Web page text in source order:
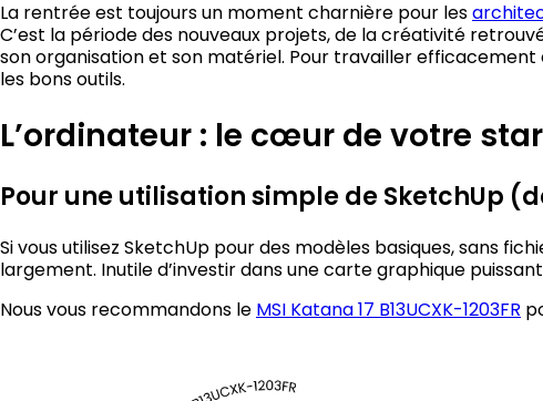
Visualisez et organisez vos extérieurs.
La rentrée est toujours un moment charnière pour les
C’est la période des nouveaux projets, de la créativité
son organisation et son matériel. Pour travailler efficacement
les bons outils.
L’ordinateur : le cœur de votre
Pour une utilisation simple de SketchUp
Si vous utilisez SketchUp pour des modèles basiques, sans
largement. Inutile d’investir dans une carte graphique
Nous vous recommandons le MSI Katana 17 B13UCXK-1203FR